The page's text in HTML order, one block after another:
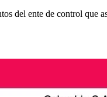
del ente de control que